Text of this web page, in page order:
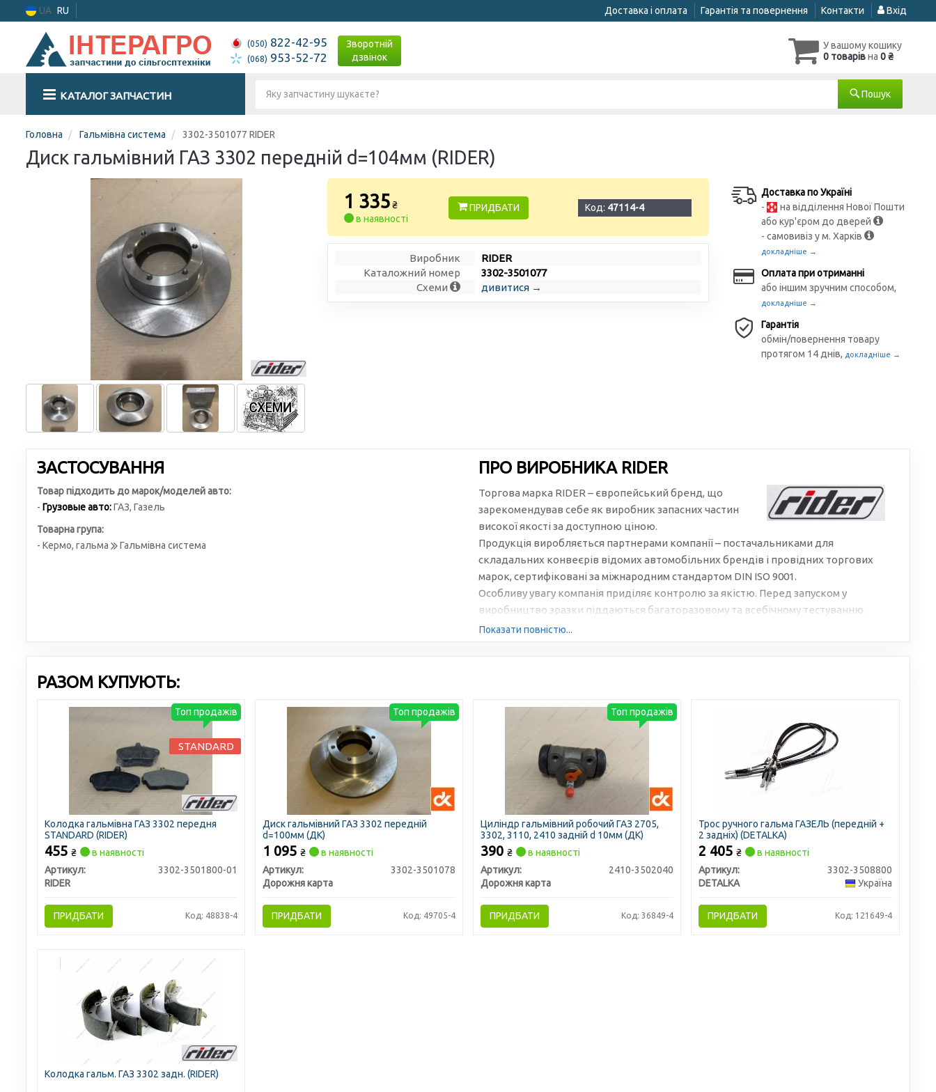
UA RU Доставка і оплата Гарантія та повернення Контакти Вхід
(050) 822-42-95
(068) 953-52-72
Зворотній
дзвінок
У вашому кошику
0 товарівна 0 ₴
КАТАЛОГ ЗАПЧАСТИН Пошук
Головна Гальмівна система 3302-3501077 RIDER
Диск гальмівний ГАЗ 3302 передній d=104мм (RIDER)
1 335 ₴
в наявності
ПРИДБАТИ Код: 47114-4
Виробник
RIDER
Каталожний номер
3302-3501077
Схеми
дивитися →
Доставка по Україні
-
на відділення Нової Пошти
або кур'єром до дверей
- самовивіз у м. Харків
докладніше →
Оплата при отриманні
або іншим зручним способом,
докладніше →
Гарантія
обмін/повернення товару
протягом 14 днів, докладніше →
ЗАСТОСУВАННЯ
Товар підходить до марок/моделей авто:
- Грузовые авто:ГАЗ, Газель
Товарна група:
- Кермо, гальма
Гальмівна система
ПРО ВИРОБНИКА RIDER
Торгова марка RIDER – європейський бренд, що
зарекомендував себе як виробник запасних частин
високої якості за доступною ціною.
Продукція виробляється партнерами компанії – постачальниками для
складальних конвеєрів відомих автомобільних брендів і провідних торгових
марок, сертифіковані за міжнародним стандартом DIN ISO 9001.
Особливу увагу компанія приділяє контролю за якістю. Перед запуском у
виробництво зразки піддаються багаторазовому та всебічному тестуванню.
Показати повністю...
РАЗОМ КУПУЮТЬ:
Колодка гальмівна ГАЗ 3302 передня
STANDARD (RIDER)
455 ₴
в наявності
Артикул:
3302-3501800-01
RIDER
ПРИДБАТИ Код: 48838-4
Топ продажів
STANDARD
Диск гальмівний ГАЗ 3302 передній
d=100мм (ДК)
1 095 ₴
в наявності
Артикул:
3302-3501078
Дорожня карта
ПРИДБАТИ Код: 49705-4
Топ продажів
Циліндр гальмівний робочий ГАЗ 2705,
3302, 3110, 2410 задній d 10мм (ДК)
390 ₴
в наявності
Артикул:
2410-3502040
Дорожня карта
ПРИДБАТИ Код: 36849-4
Топ продажів
Трос ручного гальма ГАЗЕЛЬ (передній +
2 задніх) (DETALKA)
2 405₴
в наявності
Артикул:
3302-3508800
DETALKA
Україна
ПРИДБАТИ Код: 121649-4
Колодка гальм. ГАЗ 3302 задн. (RIDER)